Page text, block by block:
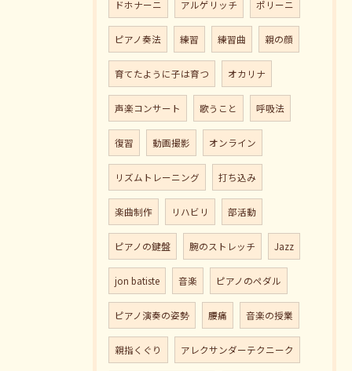
ドホナーニ アルゲリッチ ポリーニ
ピアノ奏法 練習 練習曲 親の顔
育てたように子は育つ オカリナ
声楽コンサート 歌うこと 呼吸法
復習 動画撮影 オンライン
リズムトレーニング 打ち込み
楽曲制作 リハビリ 部活動
ピアノの鍵盤 腕のストレッチ Jazz
jon batiste 音楽 ピアノのペダル
ピアノ演奏の姿勢 腰痛 音楽の授業
親指くぐり アレクサンダーテクニーク